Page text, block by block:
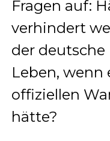
Fragen auf:
verhindert
der deutsche
Leben, wenn
offiziellen
hätte?